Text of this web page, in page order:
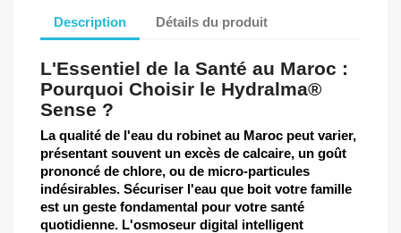
Description Détails du produit
L'Essentiel de la Santé au Maroc :
Pourquoi Choisir le Hydralma®
Sense ?
La qualité de l'eau du robinet au Maroc peut varier,
présentant souvent un excès de calcaire, un goût
prononcé de chlore, ou de micro-particules
indésirables. Sécuriser l'eau que boit votre famille
est un geste fondamental pour votre santé
quotidienne. L'osmoseur digital intelligent